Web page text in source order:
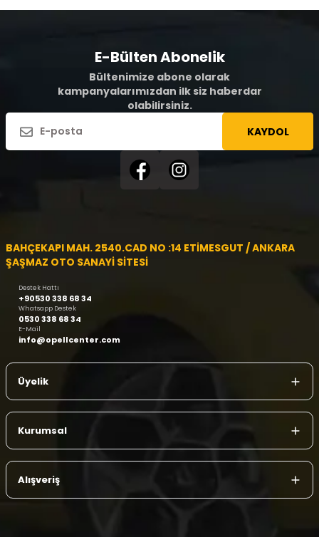
E-Bülten Abonelik
Bültenimize abone olarak
kampanyalarımızdan ilk siz haberdar
olabilirsiniz.
KAYDOL
BAHÇEKAPI MAH. 2540.CAD NO :14 ETİMESGUT / ANKARA
ŞAŞMAZ OTO SANAYİ SİTESİ
Destek Hattı
+90530 338 68 34
Whatsapp Destek
0530 338 68 34
E-Mail
info@opellcenter.com
Üyelik
Kurumsal
Alışveriş